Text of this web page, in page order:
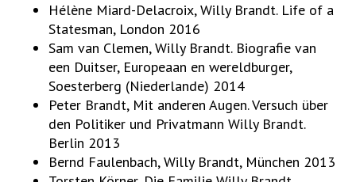
Hélène Miard-Delacroix, Willy Brandt. Life of a
Statesman, London 2016
Sam van Clemen, Willy Brandt. Biografie van
een Duitser, Europeaan en wereldburger,
Soesterberg (Niederlande) 2014
Peter Brandt, Mit anderen Augen. Versuch über
den Politiker und Privatmann Willy Brandt.
Berlin 2013
Bernd Faulenbach, Willy Brandt, München 2013